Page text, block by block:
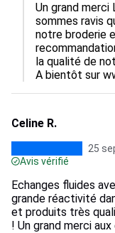
Un grand
sommes ravis
notre broderie
la qualité de
A bientôt sur
Celine R.
25
Avis vérifié
Echanges fluides
grande réactivité
et produits très
! Un grand merci